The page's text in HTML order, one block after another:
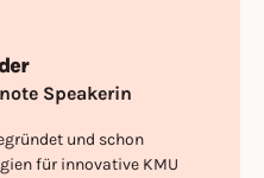
Speakerin
und schon
für innovative KMU